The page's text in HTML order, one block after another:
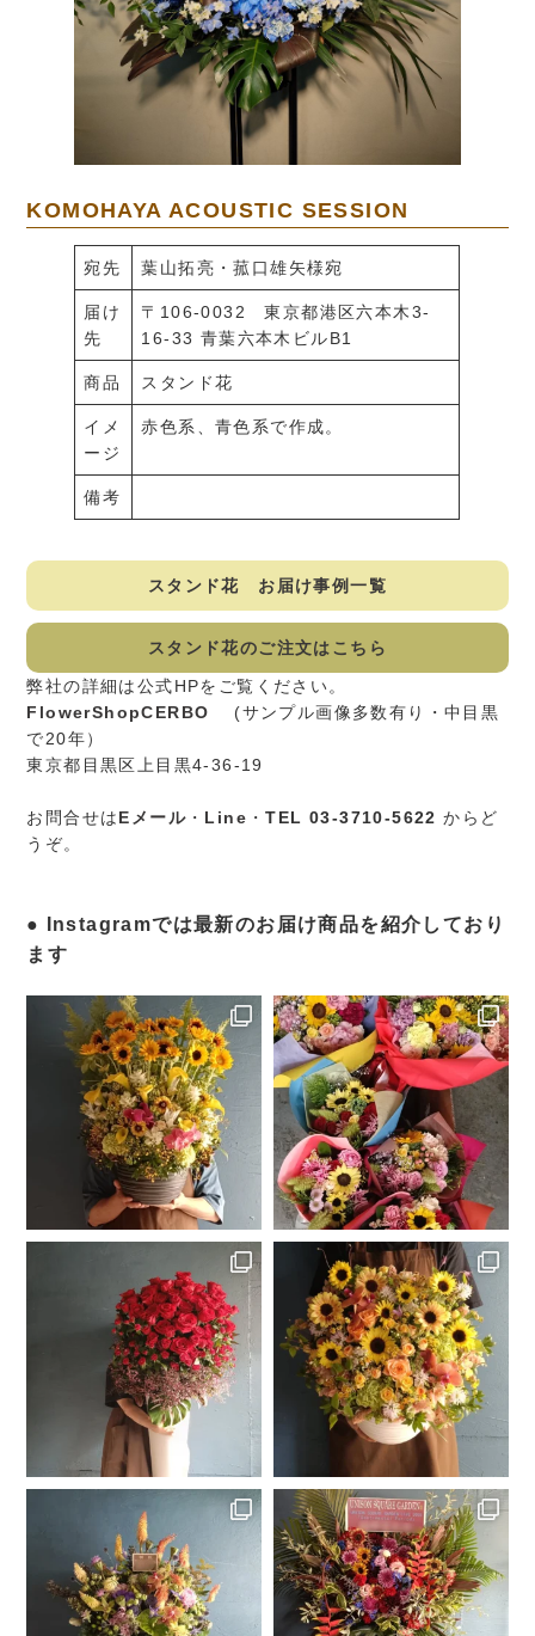
KOMOHAYA ACOUSTIC SESSION
宛先 葉山拓亮・菰口雄矢様宛
届け
先
〒106-0032 東京都港区六本木3-
16-33 青葉六本木ビルB1
商品 スタンド花
イメ
ージ
赤色系、青色系で作成。
備考
スタンド花 お届け事例一覧
スタンド花のご注文はこちら
弊社の詳細は公式HPをご覧ください。
FlowerShopCERBO
(サンプル画像多数有り・中目黒
で20年）
東京都目黒区上目黒4-36-19
お問合せはEメール ・ Line ・TEL 03-3710-5622 からど
うぞ。
Instagramでは最新のお届け商品を紹介しており
ます